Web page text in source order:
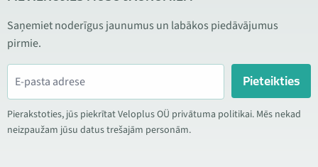
Saņemiet noderīgus jaunumus un labākos piedāvājumus
pirmie.
Pieteikties
Pierakstoties, jūs piekrītat Veloplus OÜ privātuma politikai. Mēs nekad
neizpaužam jūsu datus trešajām personām.